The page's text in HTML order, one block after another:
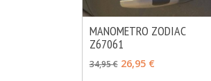
AÑADIR
MANOMETRO ZODIAC
Z67061
34,95 € 26,95 €